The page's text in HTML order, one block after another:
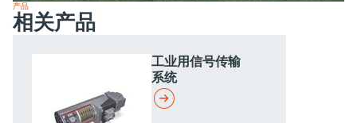
产品
相关产品
工业用信号传输
系统